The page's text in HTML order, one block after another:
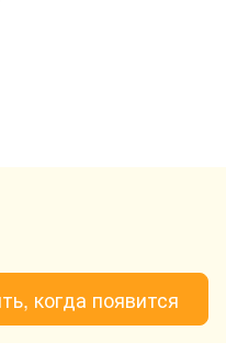
когда появится